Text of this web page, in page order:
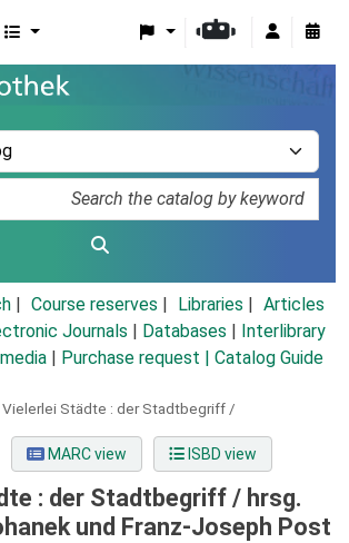
Course reserves Libraries
Articles
Journals Databases
Interlibrary
Purchase request | Catalog Guide
Vielerlei Städte : der Stadtbegriff /
MARC view ISBD view
: der Stadtbegriff / hrsg.
und Franz-Joseph Post